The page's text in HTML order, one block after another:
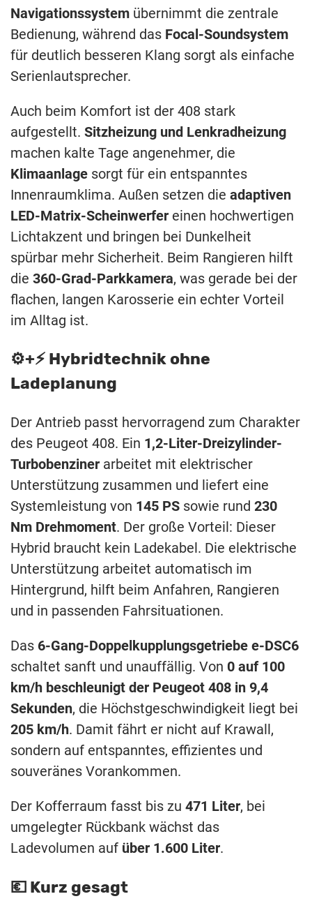
Navigationssystem übernimmt die zentrale
Bedienung, während das Focal-Soundsystem
für deutlich besseren Klang sorgt als einfache
Serienlautsprecher.
Auch beim Komfort ist der 408 stark
aufgestellt. Sitzheizung und Lenkradheizung
machen kalte Tage angenehmer, die
Klimaanlage sorgt für ein entspanntes
Innenraumklima. Außen setzen die adaptiven
LED-Matrix-Scheinwerfer einen hochwertigen
Lichtakzent und bringen bei Dunkelheit
spürbar mehr Sicherheit. Beim Rangieren hilft
die 360-Grad-Parkkamera, was gerade bei der
flachen, langen Karosserie ein echter Vorteil
im Alltag ist.
⚙️+⚡️ Hybridtechnik ohne
Ladeplanung
Der Antrieb passt hervorragend zum Charakter
des Peugeot 408. Ein 1,2-Liter-Dreizylinder-
Turbobenziner arbeitet mit elektrischer
Unterstützung zusammen und liefert eine
Systemleistung von 145 PS sowie rund 230
Nm Drehmoment. Der große Vorteil: Dieser
Hybrid braucht kein Ladekabel. Die elektrische
Unterstützung arbeitet automatisch im
Hintergrund, hilft beim Anfahren, Rangieren
und in passenden Fahrsituationen.
Das 6-Gang-Doppelkupplungsgetriebe e-DSC6
schaltet sanft und unauffällig. Von 0 auf 100
km/h beschleunigt der Peugeot 408 in 9,4
Sekunden, die Höchstgeschwindigkeit liegt bei
205 km/h. Damit fährt er nicht auf Krawall,
sondern auf entspanntes, effizientes und
souveränes Vorankommen.
Der Kofferraum fasst bis zu 471 Liter, bei
umgelegter Rückbank wächst das
Ladevolumen auf über 1.600 Liter.
💶 Kurz gesagt